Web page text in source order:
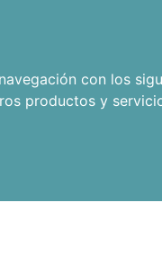
con los
productos y